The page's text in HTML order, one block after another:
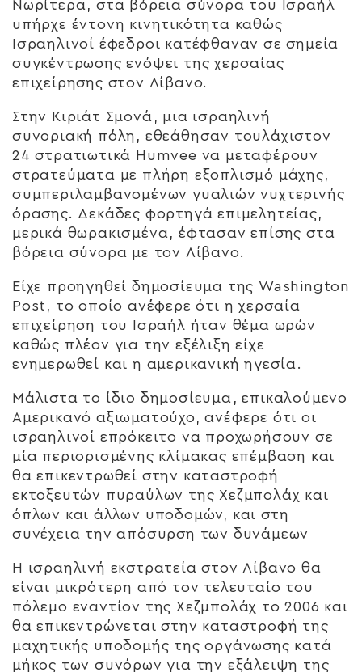
Νωρίτερα, στα βόρεια σύνορα του Ισραήλ
υπήρχε έντονη κινητικότητα καθώς
Ισραηλινοί έφεδροι κατέφθαναν σε σημεία
συγκέντρωσης ενόψει της χερσαίας
επιχείρησης στον Λίβανο.
Στην Κιριάτ Σμονά, μια ισραηλινή
συνοριακή πόλη, εθεάθησαν τουλάχιστον
24 στρατιωτικά Humvee να μεταφέρουν
στρατεύματα με πλήρη εξοπλισμό μάχης,
συμπεριλαμβανομένων γυαλιών νυχτερινής
όρασης. Δεκάδες φορτηγά επιμελητείας,
μερικά θωρακισμένα, έφτασαν επίσης στα
βόρεια σύνορα με τον Λίβανο.
Είχε προηγηθεί δημοσίευμα της Washington
Post, το οποίο ανέφερε ότι η χερσαία
επιχείρηση του Ισραήλ ήταν θέμα ωρών
καθώς πλέον για την εξέλιξη είχε
ενημερωθεί και η αμερικανική ηγεσία.
Μάλιστα το ίδιο δημοσίευμα, επικαλούμενο
Αμερικανό αξιωματούχο, ανέφερε ότι οι
ισραηλινοί επρόκειτο να προχωρήσουν σε
μία περιορισμένης κλίμακας επέμβαση και
θα επικεντρωθεί στην καταστροφή
εκτοξευτών πυραύλων της Χεζμπολάχ και
όπλων και άλλων υποδομών, και στη
συνέχεια την απόσυρση των δυνάμεων
Η ισραηλινή εκστρατεία στον Λίβανο θα
είναι μικρότερη από τον τελευταίο του
πόλεμο εναντίον της Χεζμπολάχ το 2006 και
θα επικεντρώνεται στην καταστροφή της
μαχητικής υποδομής της οργάνωσης κατά
μήκος των συνόρων για την εξάλειψη της